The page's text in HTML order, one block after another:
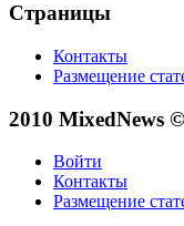
Страницы
Контакты
Размещение
2010 MixedNews
Войти
Контакты
Размещение